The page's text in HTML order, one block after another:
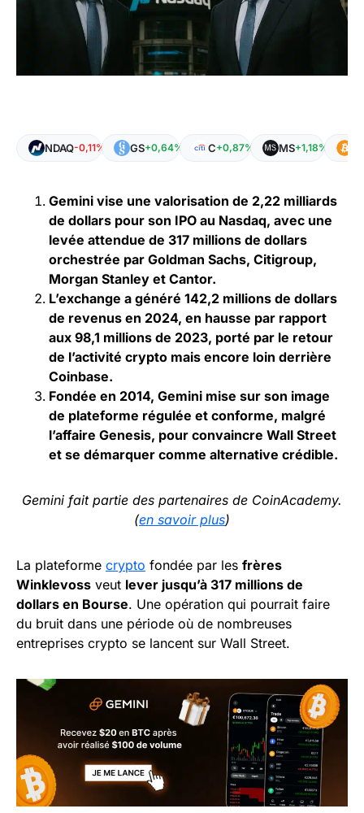
NDAQ-0,11% GS+0,64% C+0,87% MS+1,18%
Gemini vise une valorisation de 2,22 milliards
de dollars pour son IPO au Nasdaq, avec une
levée attendue de 317 millions de dollars
orchestrée par Goldman Sachs, Citigroup,
Morgan Stanley et Cantor.
L’exchange a généré 142,2 millions de dollars
de revenus en 2024, en hausse par rapport
aux 98,1 millions de 2023, porté par le retour
de l’activité crypto mais encore loin derrière
Coinbase.
Fondée en 2014, Gemini mise sur son image
de plateforme régulée et conforme, malgré
l’affaire Genesis, pour convaincre Wall Street
et se démarquer comme alternative crédible.
Gemini fait partie des partenaires de CoinAcademy.
(en savoir plus)
La plateforme crypto fondée par les frères
Winklevoss veut lever jusqu’à 317 millions de
dollars en Bourse. Une opération qui pourrait faire
du bruit dans une période où de nombreuses
entreprises crypto se lancent sur Wall Street.